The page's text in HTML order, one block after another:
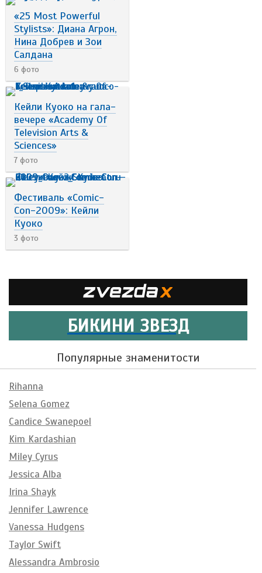
«25 Most Powerful
Stylists»: Диана Агрон,
Нина Добрев и Зои
Салдана
6 фото
Кейли Куоко на гала-
вечере «Academy Of
Television Arts &
Sciences»
7 фото
Фестиваль «Comic-
Con-2009»: Кейли
Куоко
3 фото
БИКИНИ ЗВЕЗД
Популярные знаменитости
Rihanna
Selena Gomez
Candice Swanepoel
Kim Kardashian
Miley Cyrus
Jessica Alba
Irina Shayk
Jennifer Lawrence
Vanessa Hudgens
Taylor Swift
Alessandra Ambrosio